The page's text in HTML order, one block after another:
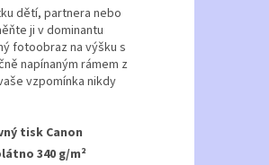
dětí, partnera nebo
ji v dominantu
fotoobraz na výšku s
napínaným rámem z
vzpomínka nikdy
tisk Canon
340 g/m²